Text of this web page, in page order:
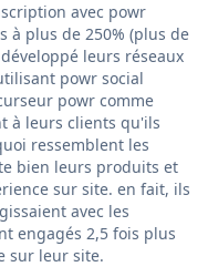
avec powr
à plus de 250% (plus de
leurs réseaux
powr social
powr comme
à leurs clients qu'ils
ressemblent les
bien leurs produits et
sur site. en fait, ils
avec les
engagés 2,5 fois plus
sur leur site.